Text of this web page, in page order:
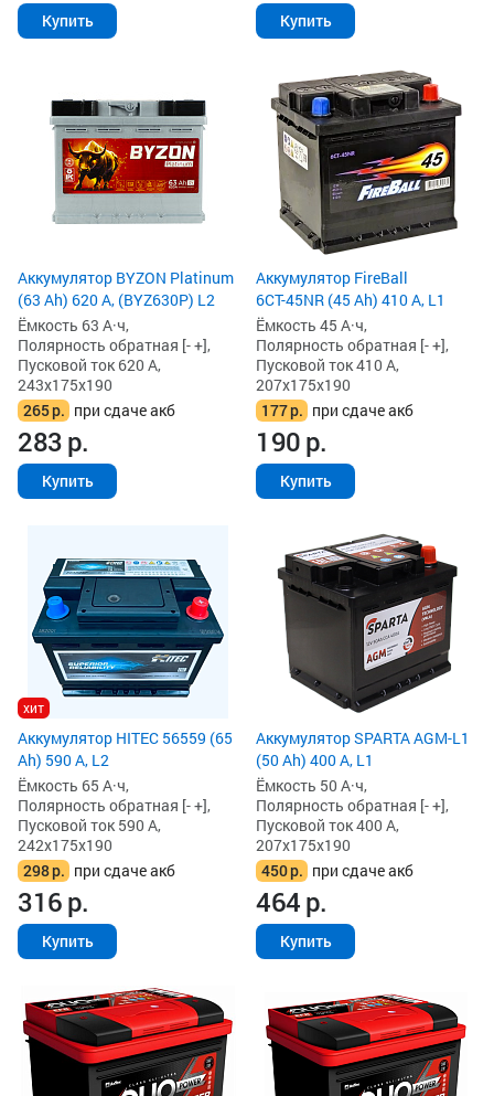
Купить Купить
Аккумулятор BYZON Platinum
(63 Ah) 620 А, (BYZ630P) L2
Ёмкость 63 А·ч,
Полярность обратная [- +],
Пусковой ток 620 А,
243x175x190
265р. при сдаче акб
283р.
Купить
Аккумулятор FireBall
6СТ-45NR (45 Ah) 410 А, L1
Ёмкость 45 А·ч,
Полярность обратная [- +],
Пусковой ток 410 А,
207x175x190
177р. при сдаче акб
190р.
Купить
хит
Аккумулятор HITEC 56559 (65
Ah) 590 А, L2
Ёмкость 65 А·ч,
Полярность обратная [- +],
Пусковой ток 590 А,
242x175x190
298р. при сдаче акб
316р.
Купить
Аккумулятор SPARTA AGM-L1
(50 Ah) 400 А, L1
Ёмкость 50 А·ч,
Полярность обратная [- +],
Пусковой ток 400 А,
207x175x190
450р. при сдаче акб
464р.
Купить